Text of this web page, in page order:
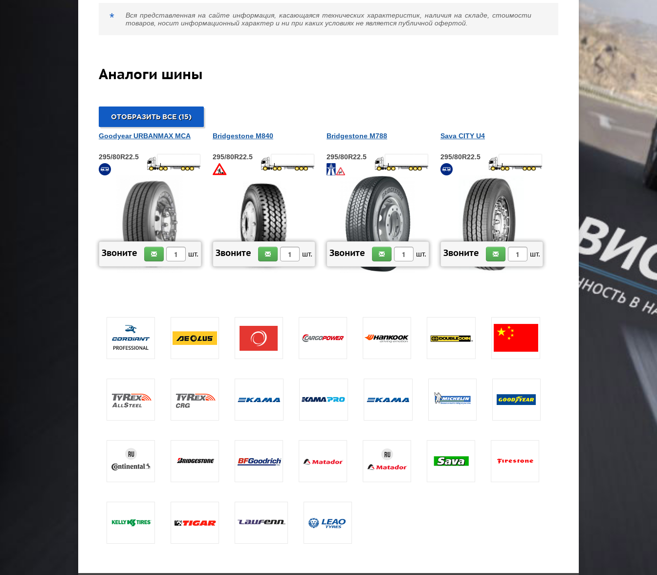
*
Вся представленная на сайте информация, касающаяся технических характеристик, наличия на складе, стоимости
товаров, носит информационный характер и ни при каких условиях не является публичной офертой.
Аналоги шины
ОТОБРАЗИТЬ ВСЕ (15)
Goodyear URBANMAX MCA
295/80R22.5
ЗАКАЗАТЬ
Звоните шт.
Bridgestone M840
295/80R22.5
ЗАКАЗАТЬ
Звоните шт.
Bridgestone M788
295/80R22.5
ЗАКАЗАТЬ
Звоните шт.
Sava CITY U4
295/80R22.5
ЗАКАЗАТЬ
Звоните шт.